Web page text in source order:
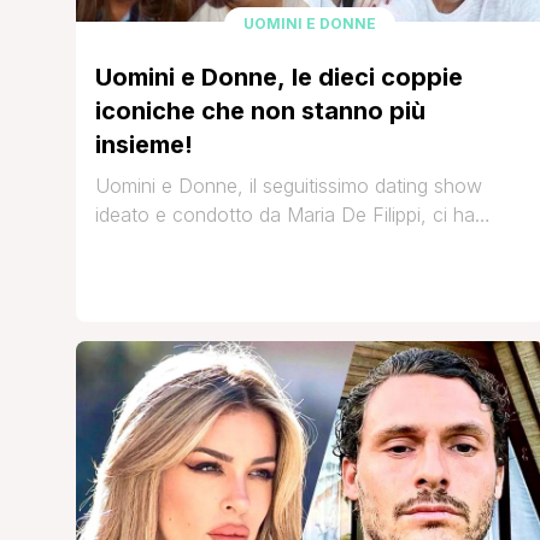
UOMINI E DONNE
Uomini e Donne, le dieci coppie
iconiche che non stanno più
insieme!
Uomini e Donne, il seguitissimo dating show
ideato e condotto da Maria De Filippi, ci ha
programma che, però, non sono riuscite a
proseguire [']